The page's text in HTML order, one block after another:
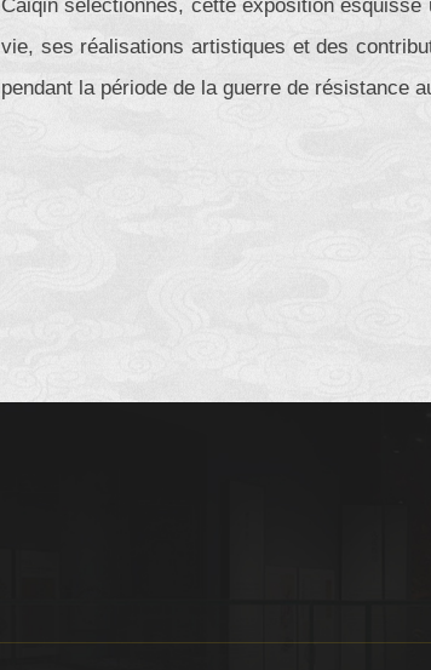
Caiqin sélectionnés, cette exposition esquisse
vie, ses réalisations artistiques et des
pendant la période de la guerre de résistance